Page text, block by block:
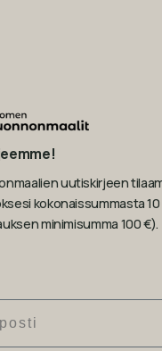
uutiskirjeen
kokonaissummasta
minimisumma 100 €).